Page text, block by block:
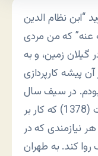
نظام الدین
عنه” که من مردی
گیلان زمین، و به
پیشه کارپردازی
بودم‌. در سیف سال
یک هزار سی‌سد و هفتاد و هشت (1378) که کار بر
نیازمندی که در
روا کند. به طهران